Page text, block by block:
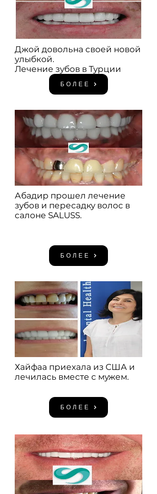
Джой довольна своей новой
улыбкой.
Лечение зубов в Турции
БОЛЕЕ
Абадир прошел лечение
зубов и пересадку волос в
салоне SALUSS.
БОЛЕЕ
Хайфаа приехала из США и
лечилась вместе с мужем.
БОЛЕЕ